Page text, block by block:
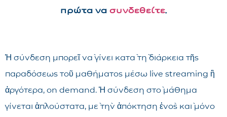
πρώτα να συνδεθείτε.
Ἡ σύνδεση μπορεῖ νὰ γίνει κατὰ τὴ διάρκεια τῆς
παραδόσεως τοῦ μαθήματος μέσω live streaming ἢ
ἀργότερα, on demand. Ἡ σύνδεση στὸ μάθημα
γίνεται ἁπλούστατα, μὲ τὴν ἀπόκτηση ἑνὸς καὶ μόνο